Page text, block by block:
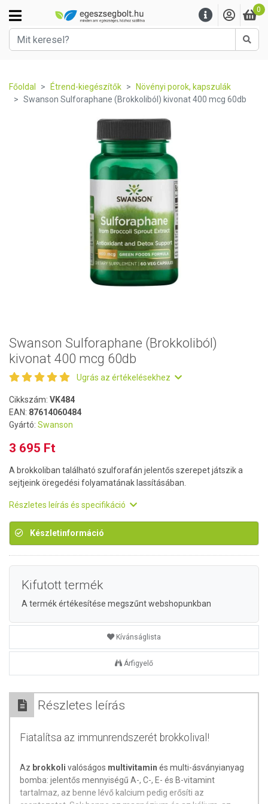
0
Főoldal Étrend-kiegészítők
Növényi porok, kapszulák
Swanson Sulforaphane (Brokkoliból) kivonat 400 mcg 60db
Swanson Sulforaphane (Brokkoliból)
kivonat 400 mcg 60db
Ugrás az értékelésekhez
Cikkszám: VK484
EAN: 87614060484
Gyártó: Swanson
3 695 Ft
A brokkoliban található szulforafán jelentős szerepet játszik a
sejtjeink öregedési folyamatának lassításában.
Részletes leírás és specifikáció
Készletinformáció
Kifutott termék
A termék értékesítése megszűnt webshopunkban
Kívánságlista
Árfigyelő
Részletes leírás
Fiatalítsa az immunrendszerét brokkolival!
Az brokkoli valóságos multivitamin és multi-ásványianyag
bomba: jelentős mennyiségű A-, C-, E- és B-vitamint
tartalmaz, az benne lévő kalcium pedig erősíti az